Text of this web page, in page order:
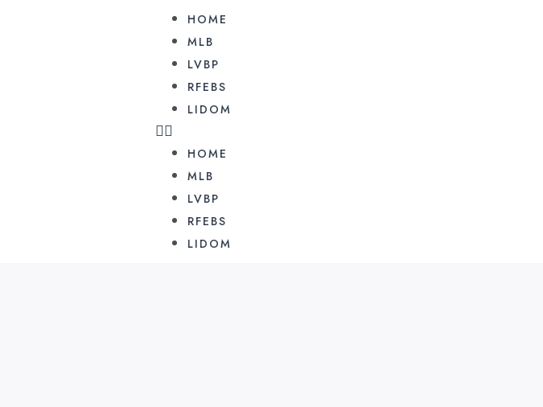
HOME
MLB
LVBP
RFEBS
LIDOM
HOME
MLB
LVBP
RFEBS
LIDOM